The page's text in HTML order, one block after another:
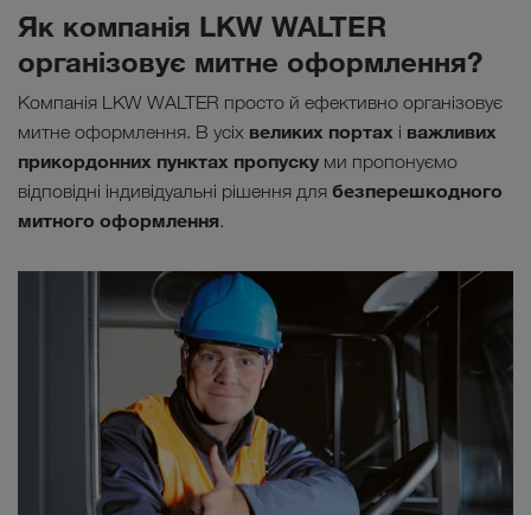
Як компанія LKW WALTER
організовує митне оформлення?
Компанія LKW WALTER просто й ефективно організовує
митне оформлення. В усіх великих портах і важливих
прикордонних пунктах пропуску ми пропонуємо
відповідні індивідуальні рішення для безперешкодного
митного оформлення.